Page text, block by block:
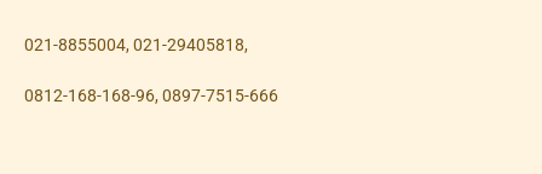
021-8855004, 021-29405818,
0812-168-168-96, 0897-7515-666